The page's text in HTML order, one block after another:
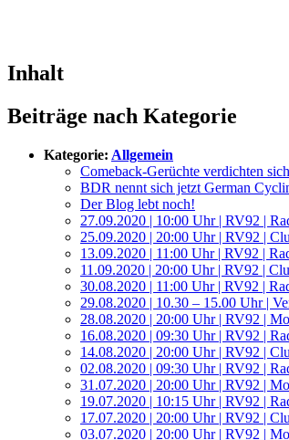
Inhalt
Beiträge nach Kategorie
Kategorie: Allgemein
Comeback-Gerüchte verdichten sich
BDR nennt sich jetzt German
Der Blog lebt noch!
27.09.2020 | 10:00 Uhr | RV92 |
25.09.2020 | 20:00 Uhr | RV92 |
13.09.2020 | 11:00 Uhr | RV92 |
11.09.2020 | 20:00 Uhr | RV92 |
30.08.2020 | 11:00 Uhr | RV92 |
29.08.2020 | 10.30 – 15.00 Uhr |
28.08.2020 | 20:00 Uhr | RV92 |
16.08.2020 | 09:30 Uhr | RV92 |
14.08.2020 | 20:00 Uhr | RV92 |
02.08.2020 | 09:30 Uhr | RV92 |
31.07.2020 | 20:00 Uhr | RV92 |
19.07.2020 | 10:15 Uhr | RV92 |
17.07.2020 | 20:00 Uhr | RV92 |
03.07.2020 | 20:00 Uhr | RV92 |